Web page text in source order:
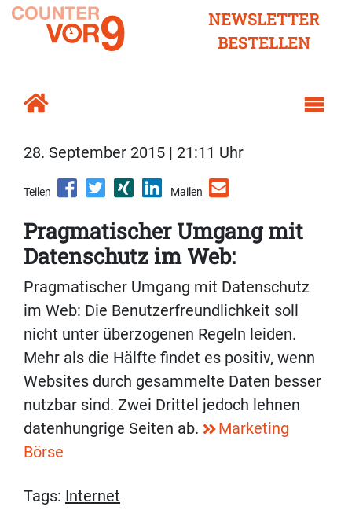
NEWSLETTER
BESTELLEN
28. September 2015 | 21:11 Uhr
Teilen Mailen
Pragmatischer Umgang mit
Datenschutz im Web:
Pragmatischer Umgang mit Datenschutz
im Web: Die Benutzerfreundlichkeit soll
nicht unter überzogenen Regeln leiden.
Mehr als die Hälfte findet es positiv, wenn
Websites durch gesammelte Daten besser
nutzbar sind. Zwei Drittel jedoch lehnen
datenhungrige Seiten ab.
Marketing
Börse
Tags: Internet